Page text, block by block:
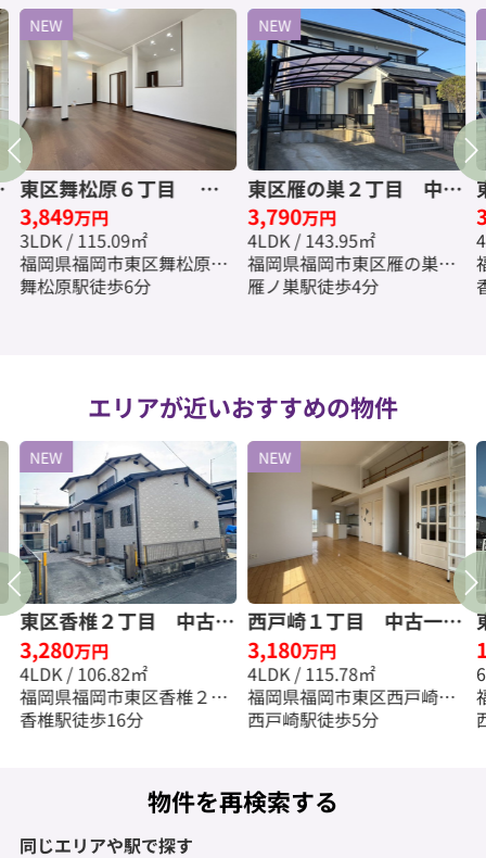
NEW
東区舞松原６丁目 中
古一戸建☆仲介手数料無
料☆
3,849万円
3LDK / 115.09㎡
福岡県福岡市東区舞松原６
丁目
舞松原駅徒歩6分
NEW
東区雁の巣２丁目 中古
一戸建☆仲介手数料無料
☆
3,790万円
4LDK / 143.95㎡
福岡県福岡市東区雁の巣２
丁目
雁ノ巣駅徒歩4分
エリアが近いおすすめの物件
NEW
東区香椎２丁目 中古一
戸建☆仲介手数料半額☆
3,280万円
4LDK / 106.82㎡
福岡県福岡市東区香椎２丁
目
香椎駅徒歩16分
NEW
西戸崎１丁目 中古一戸
建 ☆仲介手数料半額
☆
3,180万円
4LDK / 115.78㎡
福岡県福岡市東区西戸崎１
丁目
西戸崎駅徒歩5分
物件を再検索する
同じエリアや駅で探す